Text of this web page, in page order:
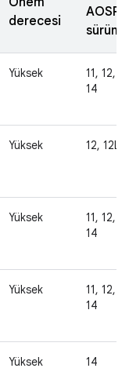
derecesi
AOSP
Yüksek
11, 12,
14
Yüksek 12, 12L,
Yüksek
11, 12,
14
Yüksek
11, 12,
14
Yüksek 14